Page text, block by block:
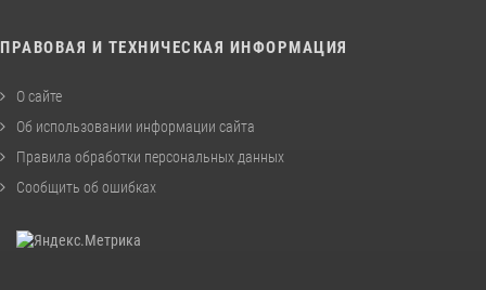
ПРАВОВАЯ И ТЕХНИЧЕСКАЯ ИНФОРМАЦИЯ
О сайте
Об использовании информации сайта
Правила обработки персональных данных
Сообщить об ошибках